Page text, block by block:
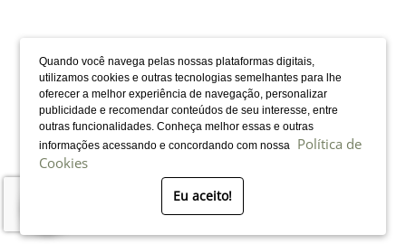
Quando você navega pelas nossas plataformas digitais,
utilizamos cookies e outras tecnologias semelhantes para lhe
oferecer a melhor experiência de navegação, personalizar
publicidade e recomendar conteúdos de seu interesse, entre
outras funcionalidades. Conheça melhor essas e outras
informações acessando e concordando com nossa
Política de
Cookies
Eu aceito!